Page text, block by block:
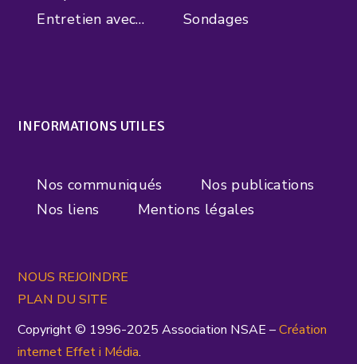
Entretien avec…
Sondages
INFORMATIONS UTILES
Nos communiqués
Nos publications
Nos liens
Mentions légales
NOUS REJOINDRE
PLAN DU SITE
Copyright © 1996-2025 Association NSAE –Création
internet Effet i Média.